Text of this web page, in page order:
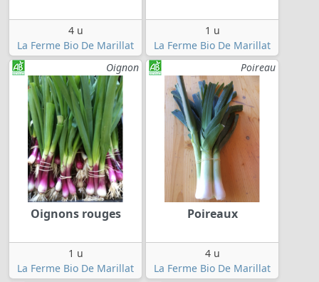
4 u
La Ferme Bio De Marillat
1 u
La Ferme Bio De Marillat
Oignon
Oignons rouges
1 u
La Ferme Bio De Marillat
Poireau
Poireaux
4 u
La Ferme Bio De Marillat